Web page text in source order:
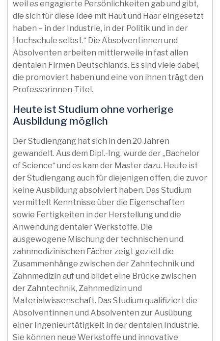
weil es engagierte Persönlichkeiten gab und gibt,
die sich für diese Idee mit Haut und Haar eingesetzt
haben – in der Industrie, in der Politik und in der
Hochschule selbst.“ Die Absolventinnen und
Absolventen arbeiten mittlerweile in fast allen
dentalen Firmen Deutschlands. Es sind viele dabei,
die promoviert haben und eine von ihnen trägt den
Professorinnen-Titel.
Heute ist Studium ohne vorherige
Ausbildung möglich
Der Studiengang hat sich in den 20 Jahren
gewandelt. Aus dem Dipl.-Ing. wurde der „Bachelor
of Science“ und es kam der Master dazu. Heute ist
der Studiengang auch für diejenigen offen, die zuvor
keine Ausbildung absolviert haben. Das Studium
vermittelt Kenntnisse über die Eigenschaften
sowie Fertigkeiten in der Herstellung und die
Anwendung dentaler Werkstoffe. Die
ausgewogene Mischung der technischen und
zahnmedizinischen Fächer zeigt gezielt die
Zusammenhänge zwischen der Zahntechnik und
Zahnmedizin auf und bildet eine Brücke zwischen
der Zahntechnik, Zahnmedizin und
Materialwissenschaft. Das Studium qualifiziert die
Absolventinnen und Absolventen zur Ausübung
einer Ingenieurtätigkeit in der dentalen Industrie.
Sie können neue Werkstoffe und innovative